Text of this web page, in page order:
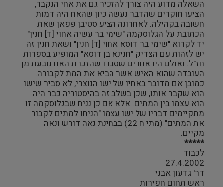
השאלה מדוע היה צורך להזכיר גם את אחי הנקבר,
הציעו חוקרים שהדבר נעשה כיון שהאח היה דמות
חשובה בקהילה. לאחרונה הציע סטיבן פפאן שאת
הכתובת על הגלוסקמה "שימי בר עשיה אחוי [ד] חנין"
יד לקרוא "שימי בר דוסא אחוי [ד] חנין" ושאת חנין זה
יש לזהות עם הצדיק "חנינא בן דוסא" המופיע בספרות
חז"ל. ואולם היו אחרים שסברו שהזכרת האח נובעת מן
העובדה שהוא האיש אשר הביא את המת לקבורה.
כמובן אם מדובר באחיו של ישו הנוצרי, לא סביר שישו
הוא שקבר אותו, שכן בשלב זה בהיסטוריה כבר היה
הוא עצמו בין המתים. אלא אם כן נניח שבגלוסקמה זו
מתקיימים דבריו של ישו עצמו "הניחו למתים לקבור
את המתים" (מתי ח 22) בבחינת נאה דורש ונאה
מקיים.
*****
27.4.2002
דר' גדעון אבני
ראש תחום חפירות